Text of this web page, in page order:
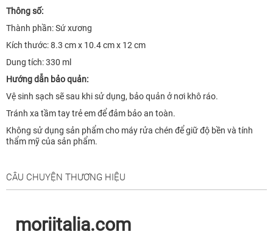
Thông số:
Thành phần: Sứ xương
Kích thước: 8.3 cm x 10.4 cm x 12 cm
Dung tích: 330 ml
Hướng dẫn bảo quản:
Vệ sinh sạch sẽ sau khi sử dụng, bảo quản ở nơi khô ráo.
Tránh xa tầm tay trẻ em để đảm bảo an toàn.
Không sử dụng sản phẩm cho máy rửa chén để giữ độ bền và tính
thẩm mỹ của sản phẩm.
CÂU CHUYỆN THƯƠNG HIỆU
moriitalia.com